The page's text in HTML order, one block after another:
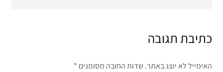
כתיבת תגובה
האימייל לא יוצג באתר. שדות החובה מסומנים *